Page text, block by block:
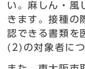
い。麻しん・風
きます。接種の
認できる書類を
(2)の対象者に